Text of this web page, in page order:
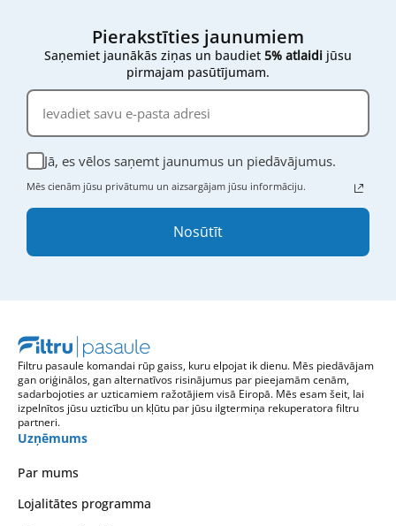
Pierakstīties jaunumiem
Saņemiet jaunākās ziņas un baudiet 5% atlaidi jūsu
pirmajam pasūtījumam.
Jā, es vēlos saņemt jaunumus un piedāvājumus.
Mēs cienām jūsu privātumu un aizsargājam jūsu informāciju.
Nosūtīt
Filtru pasaule komandai rūp gaiss, kuru elpojat ik dienu. Mēs piedāvājam
gan oriģinālos, gan alternatīvos risinājumus par pieejamām cenām,
sadarbojoties ar uzticamiem ražotājiem visā Eiropā. Mēs esam šeit, lai
izpelnītos jūsu uzticību un kļūtu par jūsu ilgtermiņa rekuperatora filtru
partneri.
Uzņēmums
Par mums
Lojalitātes programma